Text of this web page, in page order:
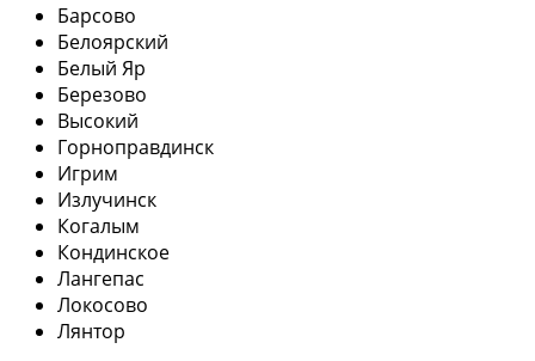
Барсово
Белоярский
Белый Яр
Березово
Высокий
Горноправдинск
Игрим
Излучинск
Когалым
Кондинское
Лангепас
Локосово
Лянтор